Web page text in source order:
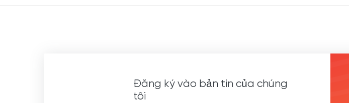
Đăng ký vào bản tin của chúng
tôi